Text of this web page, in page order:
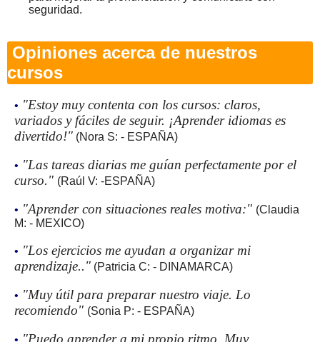
seguridad.
Opiniones acerca de nuestros
cursos
• "Estoy muy contenta con los cursos: claros,
variados y fáciles de seguir. ¡Aprender idiomas es
divertido!" (Nora S: - ESPAÑA)
• "Las tareas diarias me guían perfectamente por el
curso." (Raúl V: -ESPAÑA)
• "Aprender con situaciones reales motiva:" (Claudia
M: - MEXICO)
• "Los ejercicios me ayudan a organizar mi
aprendizaje.." (Patricia C: - DINAMARCA)
• "Muy útil para preparar nuestro viaje. Lo
recomiendo" (Sonia P: - ESPAÑA)
• "Puedo aprender a mi propio ritmo. Muy